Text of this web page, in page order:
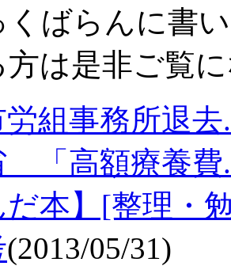
くばらんに書
は是非ご覧
組事務所退去
「高額療養費
だ本】[整理・
(2013/05/31)